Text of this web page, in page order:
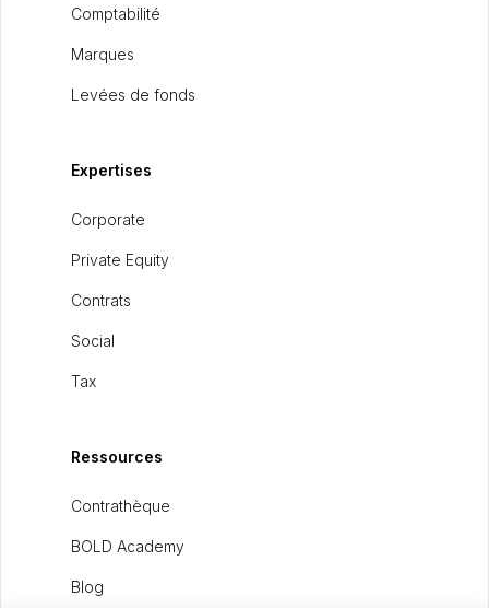
Comptabilité
Marques
Levées de fonds
Expertises
Corporate
Private Equity
Contrats
Social
Tax
Ressources
Contrathèque
BOLD Academy
Blog